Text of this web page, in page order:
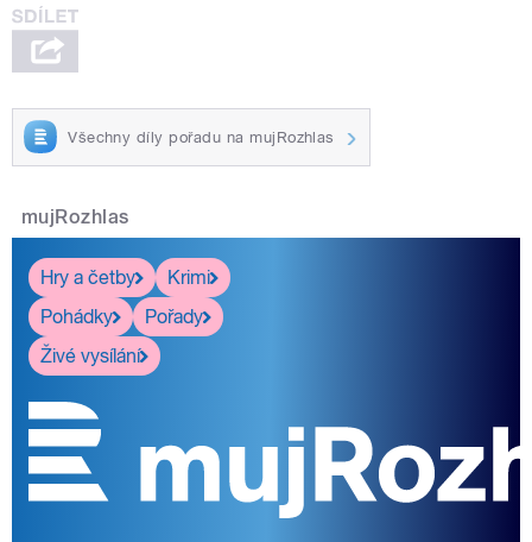
Všechny díly pořadu na mujRozhlas
mujRozhlas
Hry a četby
Krimi
Pohádky
Pořady
Živé vysílání